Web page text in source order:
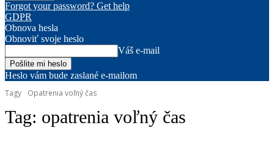
Forgot your password? Get help
GDPR
Obnova hesla
Obnoviť svoje heslo
Váš e-mail
Heslo vám bude zaslané e-mailom
Tagy
Opatrenia voľný čas
Tag: opatrenia voľný čas